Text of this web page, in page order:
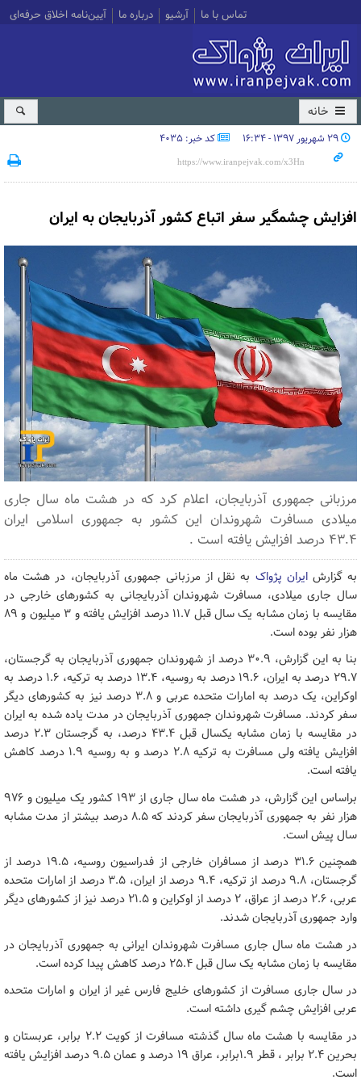
تماس با ما آرشیو درباره ما آیین‌نامه اخلاق حرفه‌ای
خانه
۲۹ شهریور ۱۳۹۷ - ۱۶:۳۴ کد خبر: 4035
افزایش چشمگیر سفر اتباع کشور آذربایجان به ایران
مرزبانی جمهوری آذربایجان، اعلام کرد که در هشت ماه سال جاری
میلادی مسافرت شهروندان این کشور به جمهوری اسلامی ایران
43.4 درصد افزایش یافته است .
به گزارشایران پژواک به نقل از مرزبانی جمهوری آذربایجان، در هشت ماه
سال جاری میلادی، مسافرت شهروندان آذربایجانی به کشورهای خارجی در
مقایسه با زمان مشابه یک سال قبل 11.7 درصد افزایش یافته و 3 میلیون و 89
هزار نفر بوده است.
بنا به این گزارش، 30.9 درصد از شهروندان جمهوری آذربایجان به گرجستان،
29.7 درصد به ایران، 19.6 درصد به روسیه، 13.4 درصد به ترکیه، 1.6 درصد به
اوکراین، یک درصد به امارات متحده عربی و 3.8 درصد نیز به کشورهای دیگر
سفر کردند. مسافرت شهروندان جمهوری آذربایجان در مدت یاده شده به ایران
در مقایسه با زمان مشابه یکسال قبل 43.4 درصد، به گرجستان 2.3 درصد
افزایش یافته ولی مسافرت به ترکیه 2.8 درصد و به روسیه 1.9 درصد کاهش
یافته است.
براساس این گزارش، در هشت ماه سال جاری از 193 کشور یک میلیون و 976
هزار نفر به جمهوری آذربایجان سفر کردند که 8.5 درصد بیشتر از مدت مشابه
سال پیش است.
همچنین 31.6 درصد از مسافران خارجی از فدراسیون روسیه، 19.5 درصد از
گرجستان، 9.8 درصد از ترکیه، 9.4 درصد از ایران، 3.5 درصد از امارات متحده
عربی، 2.6 درصد از عراق، 2 درصد از اوکراین و 21.5 درصد نیز از کشورهای دیگر
وارد جمهوری آذربایجان شدند.
در هشت ماه سال جاری مسافرت شهروندان ایرانی به جمهوری آذربایجان در
مقایسه با زمان مشابه یک سال قبل 25.4 درصد کاهش پیدا کرده است.
در سال جاری مسافرت از کشورهای خلیج فارس غیر از ایران و امارات متحده
عربی افزایش چشم گیری داشته است.
در مقایسه با هشت ماه سال گذشته مسافرت از کویت 2.2 برابر، عربستان و
بحرین 2.4 برابر ، قطر 1.9برابر، عراق 19 درصد و عمان 9.5 درصد افزایش یافته
است.